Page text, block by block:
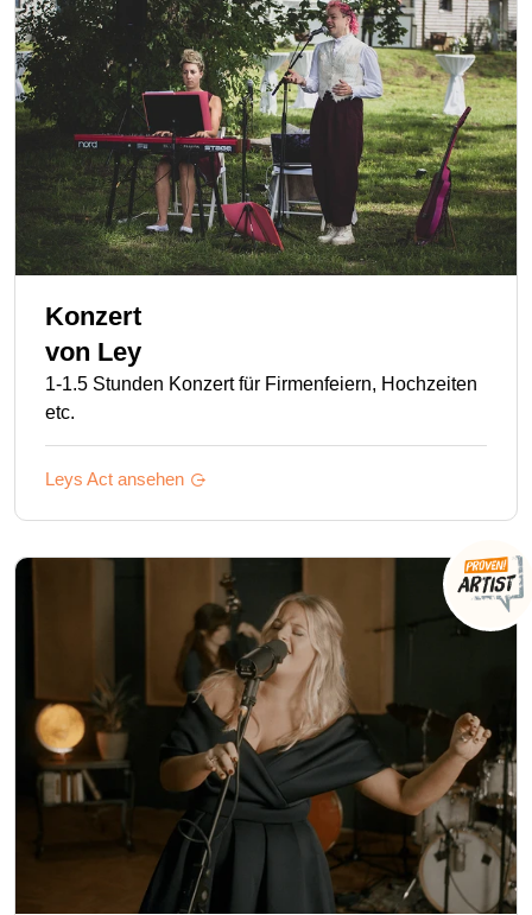
Konzert
von Ley
1-1.5 Stunden Konzert für Firmenfeiern, Hochzeiten
etc.
Leys Act ansehen